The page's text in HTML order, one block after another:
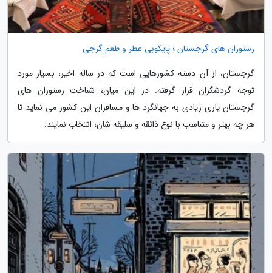
رستوران های گرجستان ؛ پایکوبی عطر و طعم گرجی
گرجستان، از آن دسته کشورهایی است که در ساله اخیر، بسیار مورد
توجه گردشگران قرار گرفته. در این میان، شناخت رستوران های
گرجستان یاری زیادی به جهانگرد ها و مسافران این کشور می نماید تا
هر چه بهتر و متناسب با نوع ذائقه و سلیقه شان، انتخاب نمایند.